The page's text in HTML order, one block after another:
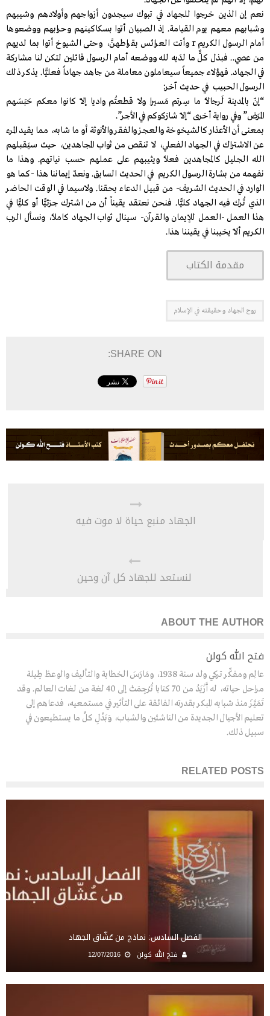
نعم إن الذين خرجوا للجهاد في تبوك سيجدون أزواجهم وأولادهم وشيبهم
وشبابهم معهم يوم القيامة. إذ الصبيان أتوا بسكاكينهم وحرابهم ووضعوها
أمام الرسول الكريم r وأتت العرائس بقراطهنَّ، وحتى الشيوخ أتوا بما لديهم
من عصي.. فبذل كلٌّ ما لدَيه لله ووضعه أمام الرسول قائلين لتكن لنا مشاركة
في الجهاد. فهؤلاء جميعاً سيعاملون معاملة من جاهد جهاداً فعليًّا. يذكر ذلك
الرسول الحبيب في حديث آخر:
“إنّ بالمدينة لَرجالاً ما سِرتم مَسيرا ولا قطعتُم واديا إلاّ كانوا معكم حَبَسَهم
المرَض” وفي رواية أخرى “إلاّ شارَكوكم في الأجر”.
بمعنى أن الأعذار كالشيخوخة والعجز والفقر والأنوثة أو ما شابه، مما يقيد المرء
عن الاشتراك في الجهاد الفعلي، لا تنقص من ثواب المجاهدين، حيث سيَقبلهم
الله الجليل كالمجاهدين فعلاً ويثيبهم على عملهم حسب نياتهم. وهذا ما
نفهمه من بشارة الرسول الكريم في الحديث السابق. ونعدّ إيماننا هذا -كما هو
الوارد في الحديث الشريف- من قبيل الدعاء بحقنا. ولاسيما في الوقت الحاضر
الذي تُرك فيه الجهاد كليًّا. فنحن نعتقد يقيناً أن من اشترك جزئيًّا أو كليًّا في
هذا العمل -العمل للإيمان والقرآن- سينال ثواب الجهاد كاملاً، ونسأل الرب
الكريم ألاّ يخيبنا في يقيننا هذا.
مقدمة الكتاب
روح الجهاد وحقيقته في الإسلام
SHARE ON:
الجهاد منبع حياة لا موت فيه
لنستعد للجهاد كل آن وحين
ABOUT THE AUTHOR
فتح الله كولن
عالِم ومفكِّر تركي ولد سنة 1938، ومَارَسَ الخطابة والتأليف والوعظ طِيلة
مراحل حياته، له أَزْيَدُ من 70 كتابا تُرْجِمَتْ إلى 40 لغة من لغات العالم. وقد
تَمَيَّزَ منذ شبابه المبكر بقدرته الفائقة على التأثير في مستمعيه، فدعاهم إلى
تعليم الأجيال الجديدة من الناشئين والشباب، وَبَذْلِ كلِّ ما يستطيعون في
سبيل ذلك.
RELATED POSTS
الفصل السادس: نماذج من عُشّاق الجهاد
فتح الله كولن 12/07/2016